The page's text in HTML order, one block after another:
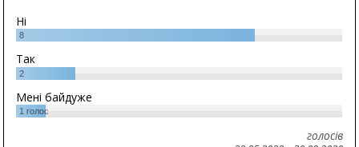
Ні
8
Так
2
Мені байдуже
1 голос
голосів